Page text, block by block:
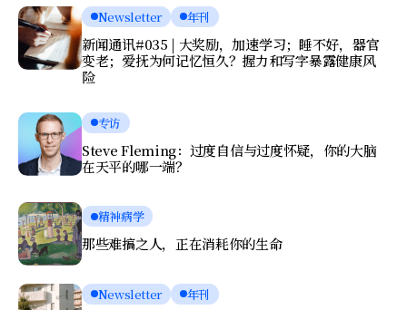
Newsletter 年刊
新闻通讯#035 | 大奖励，加速学习；睡不好，器官
变老；爱抚为何记忆恒久？握力和写字暴露健康风
险
专访
Steve Fleming：过度自信与过度怀疑，你的大脑
在天平的哪一端？
精神病学
那些难搞之人，正在消耗你的生命
Newsletter 年刊